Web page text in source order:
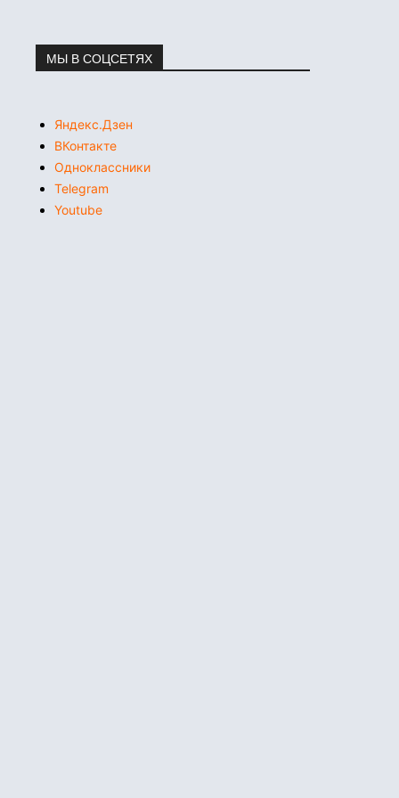
МЫ В СОЦСЕТЯХ
Яндекс.Дзен
ВКонтакте
Одноклассники
Telegram
Youtube